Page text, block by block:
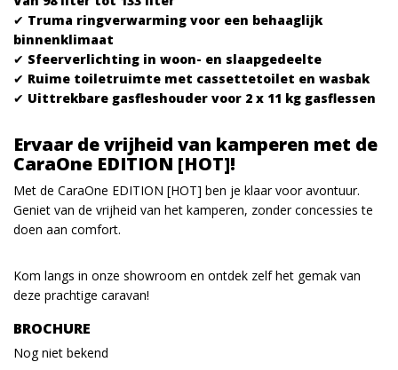
✔ Truma ringverwarming voor een behaaglijk
binnenklimaat
✔ Sfeerverlichting in woon- en slaapgedeelte
✔ Ruime toiletruimte met cassettetoilet en wasbak
✔ Uittrekbare gasfleshouder voor 2 x 11 kg gasflessen
Ervaar de vrijheid van kamperen met de
CaraOne EDITION [HOT]!
Met de CaraOne EDITION [HOT] ben je klaar voor avontuur.
Geniet van de vrijheid van het kamperen, zonder concessies te
doen aan comfort.
Kom langs in onze showroom en ontdek zelf het gemak van
deze prachtige caravan!
BROCHURE
Nog niet bekend